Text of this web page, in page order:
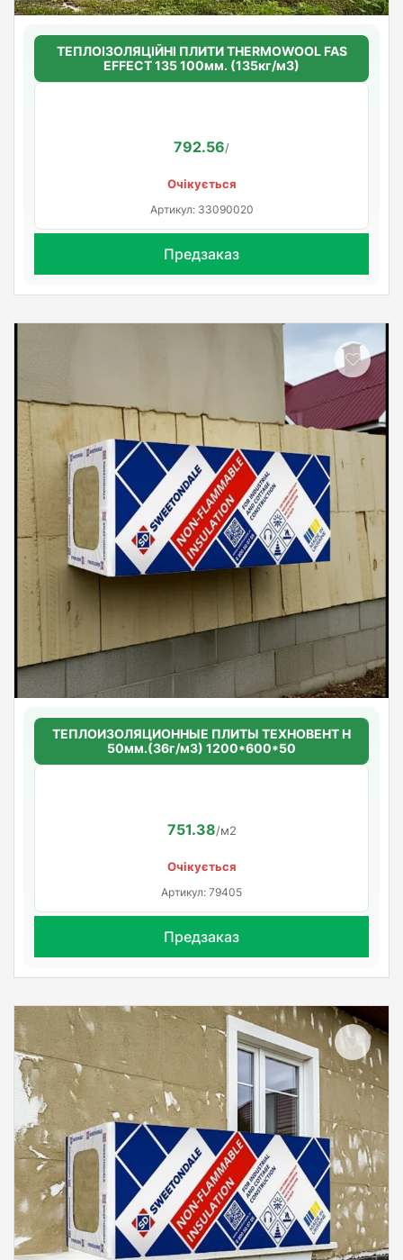
ТЕПЛОІЗОЛЯЦІЙНІ ПЛИТИ THERMOWOOL FAS
EFFECT 135 100мм. (135кг/м3)
792.56/
Очікується
Артикул: 33090020
Предзаказ
ТЕПЛОИЗОЛЯЦИОННЫЕ ПЛИТЫ ТЕХНОВЕНТ Н
50мм.(36г/м3) 1200*600*50
751.38/м2
Очікується
Артикул: 79405
Предзаказ